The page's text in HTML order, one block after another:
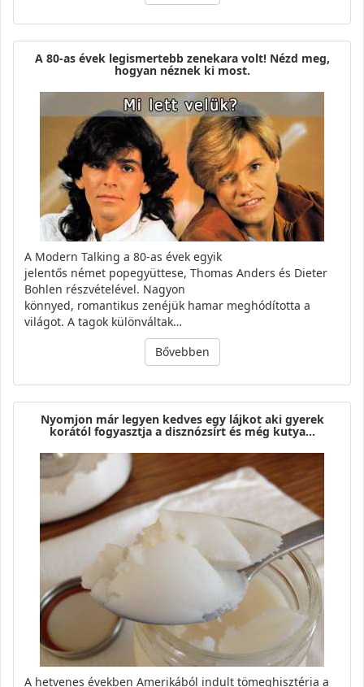
A 80-as évek legismertebb zenekara volt! Nézd meg,
hogyan néznek ki most.
A Modern Talking a 80-as évek egyik
jelentős német popegyüttese, Thomas Anders és Dieter
Bohlen részvételével. Nagyon
könnyed, romantikus zenéjük hamar meghódította a
világot. A tagok különváltak…
Bővebben
Nyomjon már legyen kedves egy lájkot aki gyerek
korától fogyasztja a disznózsírt és még kutya…
A hetvenes években Amerikából indult tömeghisztéria a